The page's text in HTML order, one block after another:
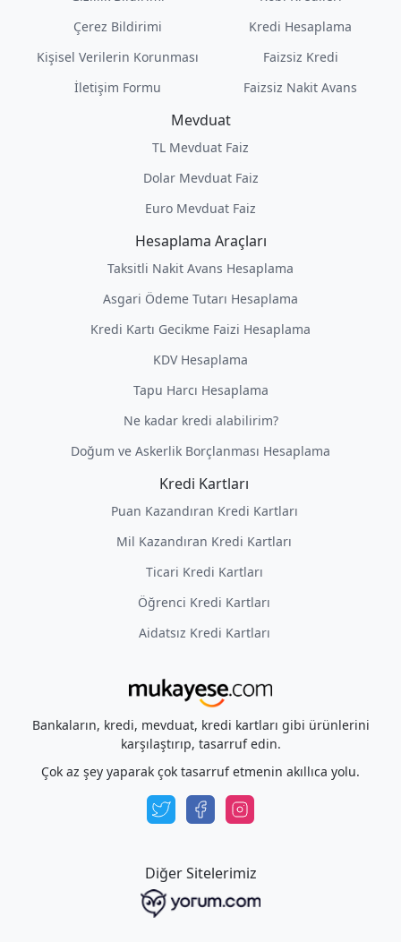
Çerez Bildirimi
Kişisel Verilerin Korunması
İletişim Formu
Kredi Hesaplama
Faizsiz Kredi
Faizsiz Nakit Avans
Mevduat
TL Mevduat Faiz
Dolar Mevduat Faiz
Euro Mevduat Faiz
Hesaplama Araçları
Taksitli Nakit Avans Hesaplama
Asgari Ödeme Tutarı Hesaplama
Kredi Kartı Gecikme Faizi Hesaplama
KDV Hesaplama
Tapu Harcı Hesaplama
Ne kadar kredi alabilirim?
Doğum ve Askerlik Borçlanması Hesaplama
Kredi Kartları
Puan Kazandıran Kredi Kartları
Mil Kazandıran Kredi Kartları
Ticari Kredi Kartları
Öğrenci Kredi Kartları
Aidatsız Kredi Kartları
Bankaların, kredi, mevduat, kredi kartları gibi ürünlerini
karşılaştırıp, tasarruf edin.
Çok az şey yaparak çok tasarruf etmenin akıllıca yolu.
Diğer Sitelerimiz